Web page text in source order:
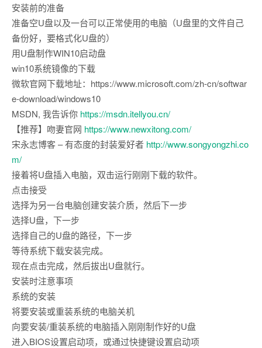
安装前的准备
准备空U盘以及一台可以正常使用的电脑（U盘里的文件自己
备份好，要格式化U盘的）
用U盘制作WIN10启动盘
win10系统镜像的下载
微软官网下载地址：https://www.microsoft.com/zh-cn/softwar
e-download/windows10
MSDN, 我告诉你 https://msdn.itellyou.cn/
【推荐】吻妻官网 https://www.newxitong.com/
宋永志博客 – 有态度的封装爱好者 http://www.songyongzhi.co
m/
接着将U盘插入电脑，双击运行刚刚下载的软件。
点击接受
选择为另一台电脑创建安装介质，然后下一步
选择U盘，下一步
选择自己的U盘的路径，下一步
等待系统下载安装完成。
现在点击完成，然后拔出U盘就行。
安装时注意事项
系统的安装
将要安装或重装系统的电脑关机
向要安装/重装系统的电脑插入刚刚制作好的U盘
进入BIOS设置启动项，或通过快捷键设置启动项